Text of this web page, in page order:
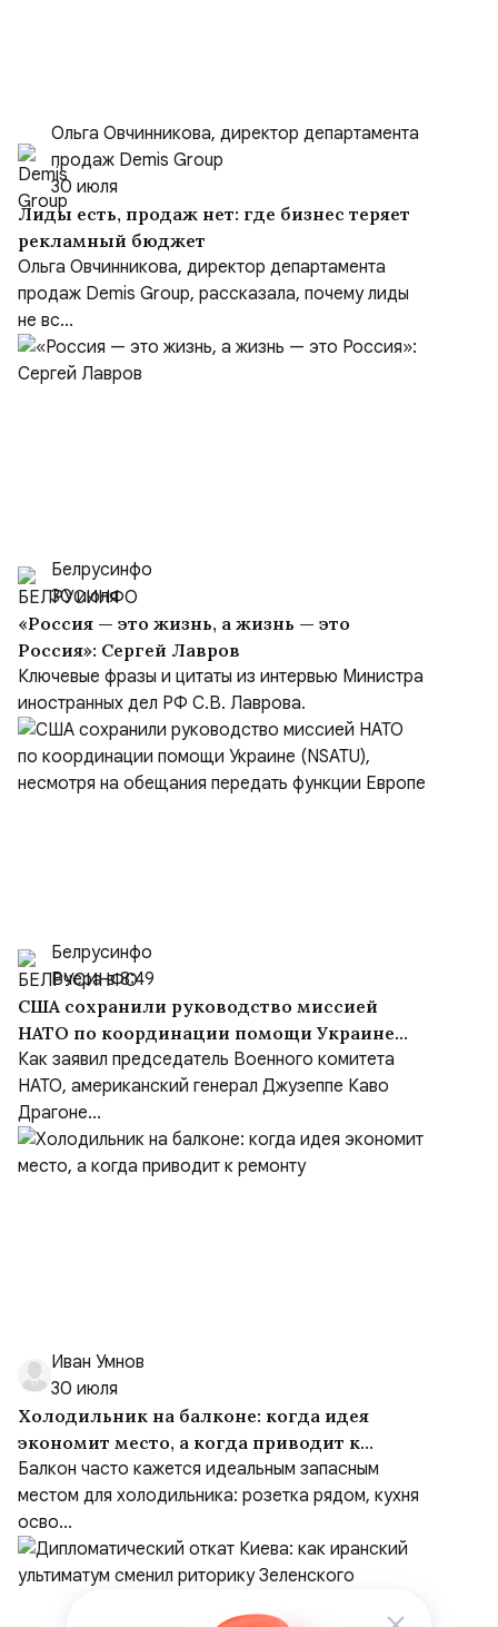
Ольга Овчинникова, директор департамента
продаж Demis Group
30 июля
Лиды есть, продаж нет: где бизнес теряет
рекламный бюджет
Ольга Овчинникова, директор департамента
продаж Demis Group, рассказала, почему лиды
не вс...
Белрусинфо
30 июля
«Россия — это жизнь, а жизнь — это
Россия»: Сергей Лавров
Ключевые фразы и цитаты из интервью Министра
иностранных дел РФ С.В. Лаврова.
Белрусинфо
Вчера в 8:49
США сохранили руководство миссией
НАТО по координации помощи Украине
(NSATU), несмотря на обещания передать
функции Европе
Как заявил председатель Военного комитета
НАТО, американский генерал Джузеппе Каво
Драгоне...
Иван Умнов
30 июля
Холодильник на балконе: когда идея
экономит место, а когда приводит к
ремонту
Балкон часто кажется идеальным запасным
местом для холодильника: розетка рядом, кухня
осво...